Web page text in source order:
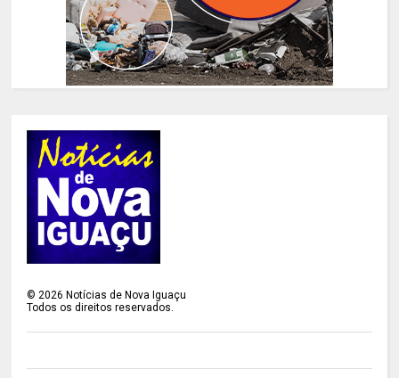
©2026 Notícias de Nova Iguaçu
Todos os direitos reservados.